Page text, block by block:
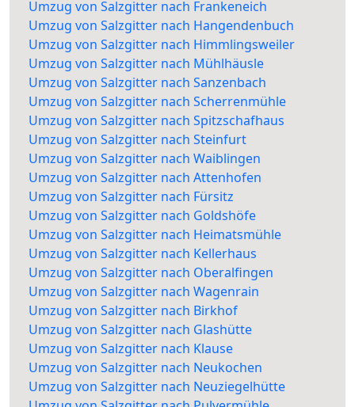
Umzug von Salzgitter nach Frankeneich
Umzug von Salzgitter nach Hangendenbuch
Umzug von Salzgitter nach Himmlingsweiler
Umzug von Salzgitter nach Mühlhäusle
Umzug von Salzgitter nach Sanzenbach
Umzug von Salzgitter nach Scherrenmühle
Umzug von Salzgitter nach Spitzschafhaus
Umzug von Salzgitter nach Steinfurt
Umzug von Salzgitter nach Waiblingen
Umzug von Salzgitter nach Attenhofen
Umzug von Salzgitter nach Fürsitz
Umzug von Salzgitter nach Goldshöfe
Umzug von Salzgitter nach Heimatsmühle
Umzug von Salzgitter nach Kellerhaus
Umzug von Salzgitter nach Oberalfingen
Umzug von Salzgitter nach Wagenrain
Umzug von Salzgitter nach Birkhof
Umzug von Salzgitter nach Glashütte
Umzug von Salzgitter nach Klause
Umzug von Salzgitter nach Neukochen
Umzug von Salzgitter nach Neuziegelhütte